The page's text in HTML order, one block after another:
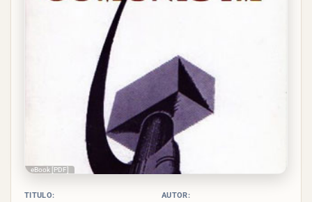
eBook [PDF]
TÍTULO: AUTOR: